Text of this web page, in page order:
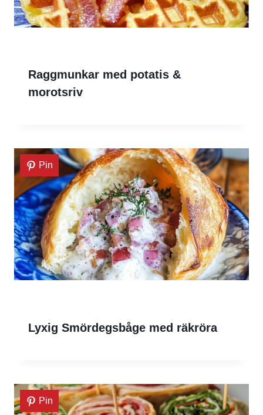
Raggmunkar med potatis &
morotsriv
Pin
Lyxig Smördegsbåge med räkröra
Pin